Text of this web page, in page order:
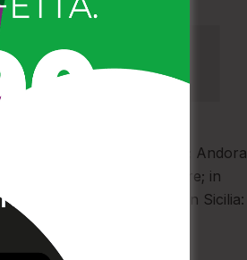
Montegiordano
Rimini; in Liguria; Andora
nuovo comune lacustre; in
(Sulcis Iglesiente); in Sicilia: